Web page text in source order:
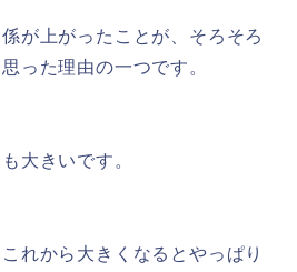
が上がったことが、そろそろ
った理由の一つです。
大きいです。
れから大きくなるとやっぱり